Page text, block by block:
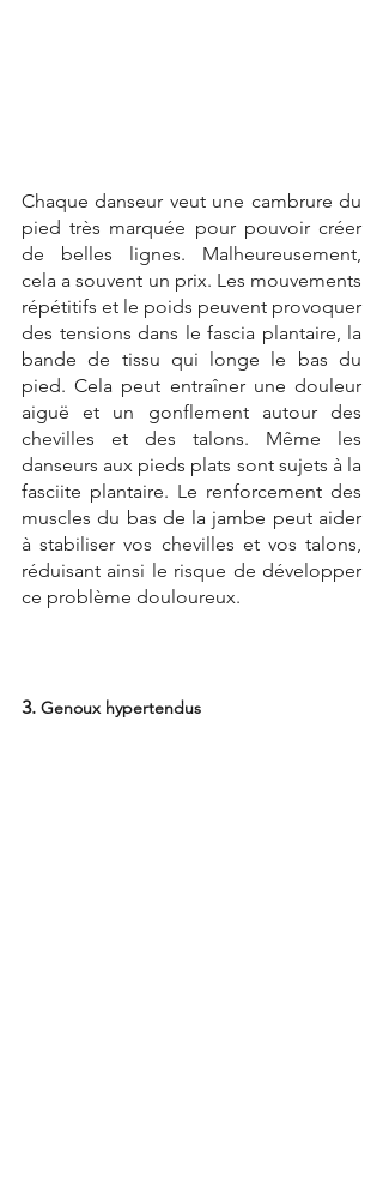
Chaque danseur veut une cambrure du
pied très marquée pour pouvoir créer
de belles lignes. Malheureusement,
cela a souvent un prix. Les mouvements
répétitifs et le poids peuvent provoquer
des tensions dans le fascia plantaire, la
bande de tissu qui longe le bas du
pied. Cela peut entraîner une douleur
aiguë et un gonflement autour des
chevilles et des talons. Même les
danseurs aux pieds plats sont sujets à la
fasciite plantaire. Le renforcement des
muscles du bas de la jambe peut aider
à stabiliser vos chevilles et vos talons,
réduisant ainsi le risque de développer
ce problème douloureux.
3. Genoux hypertendus